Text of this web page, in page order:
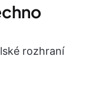
rozhraní